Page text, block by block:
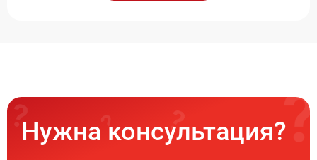
Нужна консультация?